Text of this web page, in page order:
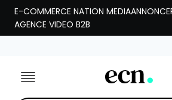
Aller
contenu
E-COMMERCE NATION MEDIA
AGENCE VIDEO B2B